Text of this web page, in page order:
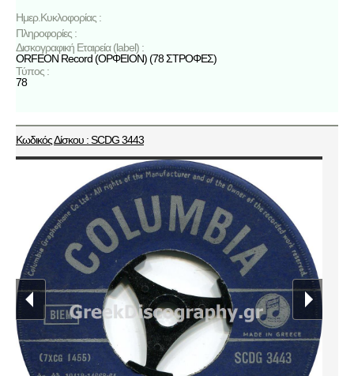
Ημερ.Κυκλοφορίας :
Πληροφορίες :
Δισκογραφική Εταιρεία (label) :
ORFEON Record (ΟΡΦΕΙΟΝ) (78 ΣΤΡΟΦΕΣ)
Τύπος :
78
Κωδικός Δίσκου : SCDG 3443